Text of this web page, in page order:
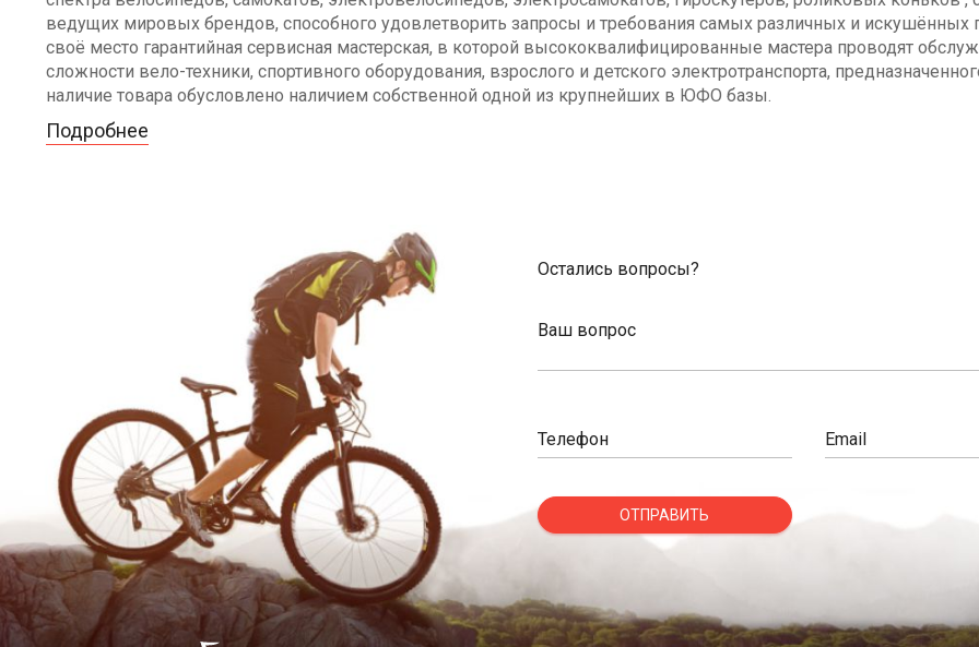
ведущих мировых брендов, способного удовлетворить запросы и требования самых различных и искушённых
своё место гарантийная сервисная мастерская, в которой высококвалифицированные мастера проводят
сложности вело-техники, спортивного оборудования, взрослого и детского электротранспорта,
наличие товара обусловлено наличием собственной одной из крупнейших в ЮФО базы.
Подробнее
Остались вопросы?
Ваш вопрос
Телефон Email
ОТПРАВИТЬ